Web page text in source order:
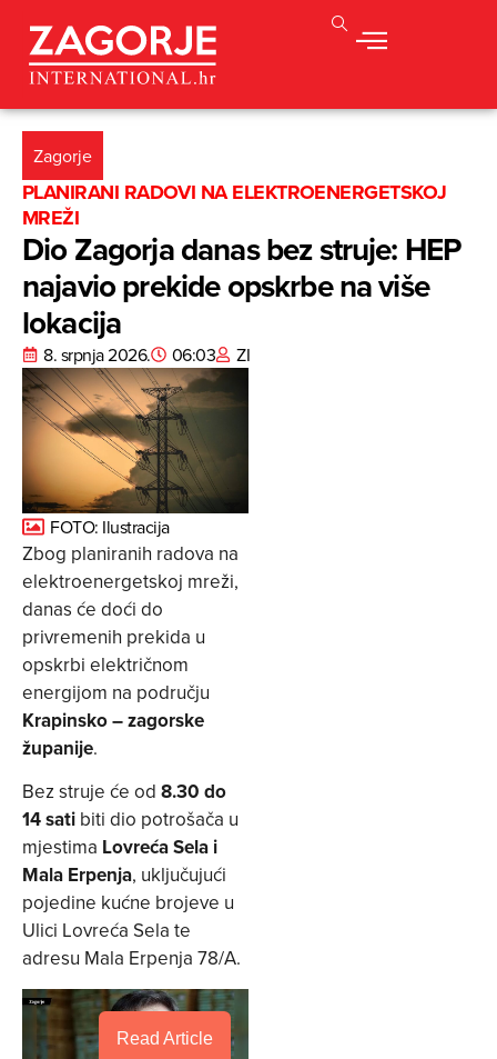
Zagorje
PLANIRANI RADOVI NA ELEKTROENERGETSKOJ
MREŽI
Dio Zagorja danas bez struje: HEP
najavio prekide opskrbe na više
lokacija
8. srpnja 2026. 06:03 ZI
FOTO: Ilustracija
Zbog planiranih radova na
elektroenergetskoj mreži,
danas će doći do
privremenih prekida u
opskrbi električnom
energijom na području
Krapinsko – zagorske
županije.
Bez struje će od 8.30 do
14 sati biti dio potrošača u
mjestima Lovreća Sela i
Mala Erpenja, uključujući
pojedine kućne brojeve u
Ulici Lovreća Sela te
adresu Mala Erpenja 78/A.
Read Article